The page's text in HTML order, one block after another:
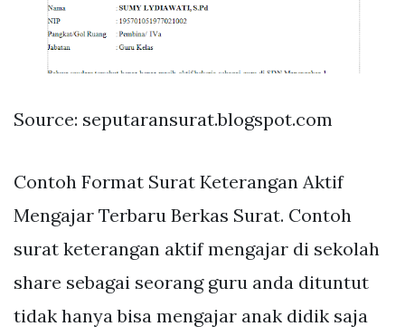
Source: seputaransurat.blogspot.com
Contoh Format Surat Keterangan Aktif
Mengajar Terbaru Berkas Surat. Contoh
surat keterangan aktif mengajar di sekolah
share sebagai seorang guru anda dituntut
tidak hanya bisa mengajar anak didik saja